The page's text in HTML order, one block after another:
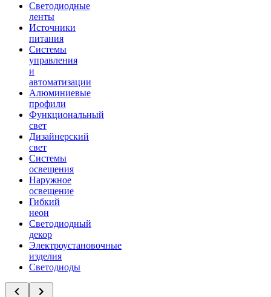
Светодиодные
ленты
Источники
питания
Системы
управления
и
автоматизации
Алюминиевые
профили
Функциональный
свет
Дизайнерский
свет
Системы
освещения
Наружное
освещение
Гибкий
неон
Светодиодный
декор
Электроустановочные
изделия
Светодиоды